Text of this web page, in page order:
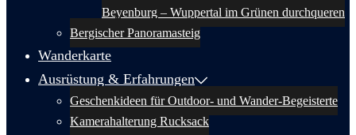
Beyenburg – Wuppertal im Grünen durchqueren
Bergischer Panoramasteig
Wanderkarte
Ausrüstung & Erfahrungen
Geschenkideen für Outdoor- und Wander-Begeisterte
Kamerahalterung Rucksack